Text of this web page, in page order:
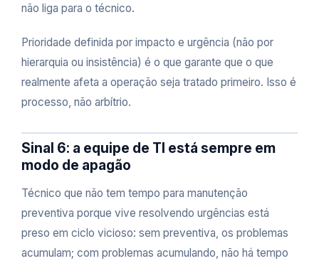
não liga para o técnico.
Prioridade definida por impacto e urgência (não por
hierarquia ou insistência) é o que garante que o que
realmente afeta a operação seja tratado primeiro. Isso é
processo, não arbítrio.
Sinal 6: a equipe de TI está sempre em
modo de apagão
Técnico que não tem tempo para manutenção
preventiva porque vive resolvendo urgências está
preso em ciclo vicioso: sem preventiva, os problemas
acumulam; com problemas acumulando, não há tempo